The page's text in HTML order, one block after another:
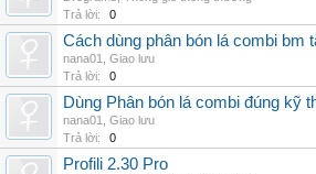
Trả lời:
0
Cách dùng phân bón lá combi bm
nana01
Giao lưu
Trả lời:
0
Dùng Phân bón lá combi đúng kỹ
nana01
Giao lưu
Trả lời:
0
Profili 2.30 Pro